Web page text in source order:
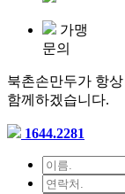
가맹
문의
북촌손만두가 항상
함께하겠습니다.
1644.2281